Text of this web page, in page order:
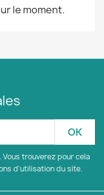
le moment.
trouverez pour cela
d'utilisation du site.